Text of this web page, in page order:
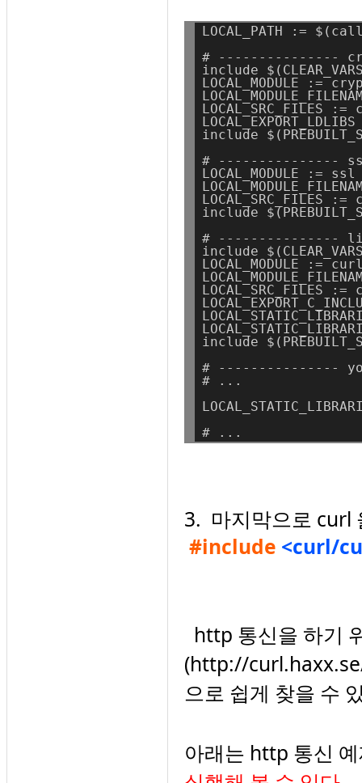
# ---------------
include
LOCAL_MODULE :=
LOCAL_SRC_FILES
include
# ---------------
LOCAL_MODULE := ssl
LOCAL_SRC_FILES
include
# ---------------
include
LOCAL_MODULE :=
LOCAL_SRC_FILES
include
# ---------------
# ...
# ...
3. 마지막으로 curl
#include <curl/
http 통신을 하기
(http://
으로 쉽게 찾을 수
아래는 http 통신